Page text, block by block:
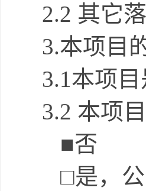
2.2 其它
3.本项目
3.1本项
3.2 本项
■否
□是，